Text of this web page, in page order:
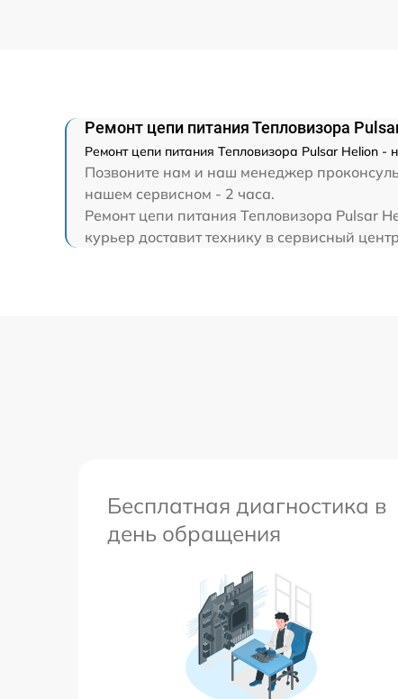
Ремонт цепи питания Тепловизора
Ремонт цепи питания Тепловизора Pulsar Helion
Позвоните нам и наш менеджер
нашем сервисном - 2 часа.
Ремонт цепи питания Тепловизора Pulsar
курьер доставит технику в сервисный
Бесплатная диагностика в
день обращения